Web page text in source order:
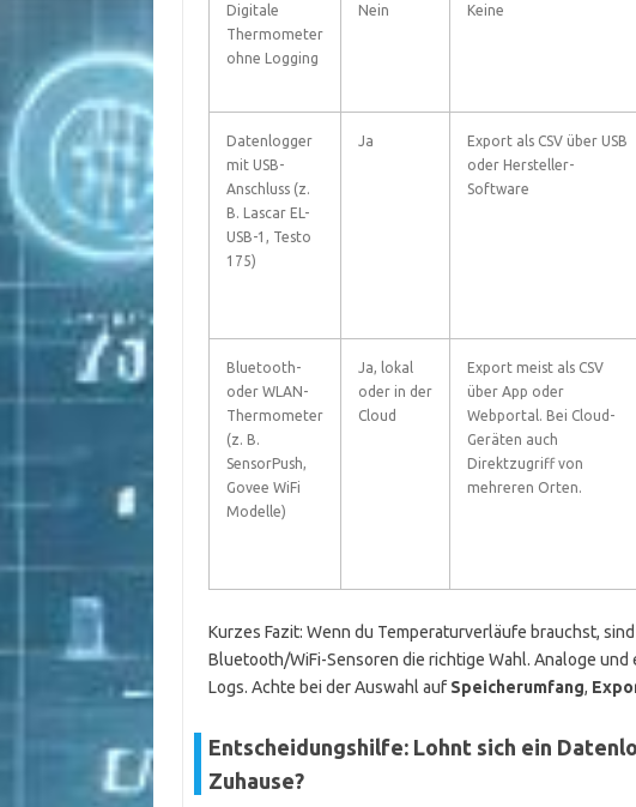
Digitale
Thermometer
ohne Logging
Nein Keine
Datenlogger
mit USB-
Anschluss (z.
B. Lascar EL-
USB-1, Testo
175)
Ja
Export als CSV über USB
oder Hersteller-
Software
Bluetooth-
oder WLAN-
Thermometer
(z. B.
SensorPush,
Govee WiFi
Modelle)
Ja, lokal
oder in der
Cloud
Export meist als CSV
über App oder
Webportal. Bei Cloud-
Geräten auch
Direktzugriff von
mehreren Orten.
Kurzes Fazit: Wenn du Temperaturverläufe brauchst,
Bluetooth/WiFi-Sensoren die richtige Wahl. Analoge
Logs. Achte bei der Auswahl auf Speicherumfang,
Entscheidungshilfe: Lohnt sich ein
Zuhause?